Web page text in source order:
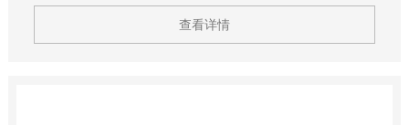
查看详情